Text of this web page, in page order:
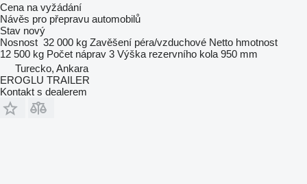
Cena na vyžádání
Návěs pro přepravu automobilů
Stav nový
Nosnost 32 000 kg Zavěšení péra/vzduchové Netto hmotnost
12 500 kg Počet náprav 3 Výška rezervního kola 950 mm
Turecko, Ankara
EROGLU TRAILER
Kontakt s dealerem